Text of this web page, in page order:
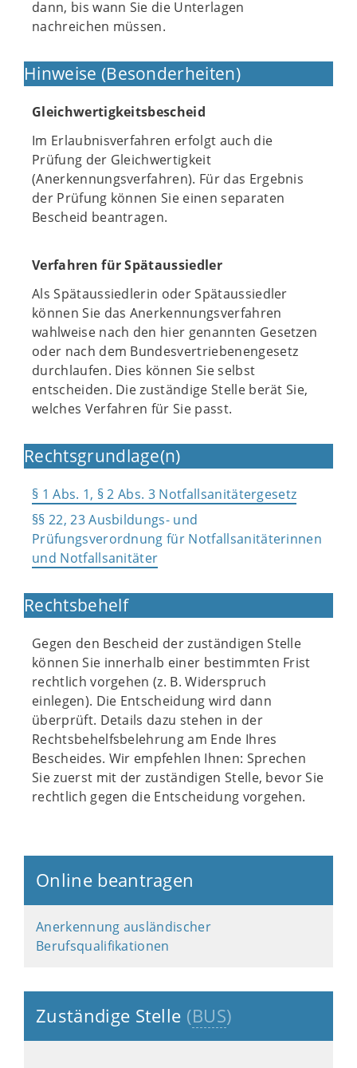
dann, bis wann Sie die Unterlagen
nachreichen müssen.
Hinweise (Besonderheiten)
Gleichwertigkeitsbescheid
Im Erlaubnisverfahren erfolgt auch die
Prüfung der Gleichwertigkeit
(Anerkennungsverfahren). Für das Ergebnis
der Prüfung können Sie einen separaten
Bescheid beantragen.
Verfahren für Spätaussiedler
Als Spätaussiedlerin oder Spätaussiedler
können Sie das Anerkennungsverfahren
wahlweise nach den hier genannten Gesetzen
oder nach dem Bundesvertriebenengesetz
durchlaufen. Dies können Sie selbst
entscheiden. Die zuständige Stelle berät Sie,
welches Verfahren für Sie passt.
Rechtsgrundlage(n)
§ 1 Abs. 1, § 2 Abs. 3 Notfallsanitätergesetz
§§ 22, 23 Ausbildungs- und
Prüfungsverordnung für Notfallsanitäterinnen
und Notfallsanitäter
Rechtsbehelf
Gegen den Bescheid der zuständigen Stelle
können Sie innerhalb einer bestimmten Frist
rechtlich vorgehen (z. B. Widerspruch
einlegen). Die Entscheidung wird dann
überprüft. Details dazu stehen in der
Rechtsbehelfsbelehrung am Ende Ihres
Bescheides. Wir empfehlen Ihnen: Sprechen
Sie zuerst mit der zuständigen Stelle, bevor Sie
rechtlich gegen die Entscheidung vorgehen.
Online beantragen
Anerkennung ausländischer
Berufsqualifikationen
Zuständige Stelle (BUS)